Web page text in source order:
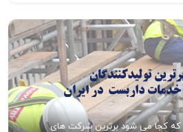
که کجا می شود برترین شرکت های